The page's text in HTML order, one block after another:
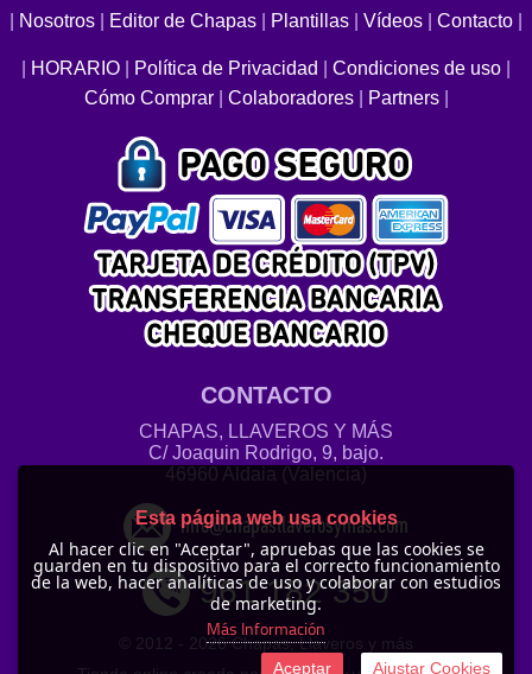
Nosotros Editor de Chapas Plantillas Vídeos Contacto
HORARIO Política de Privacidad Condiciones de uso
Cómo Comprar
Colaboradores Partners
CONTACTO
CHAPAS, LLAVEROS Y MÁS
C/ Joaquin Rodrigo, 9, bajo.
46960 Aldaia (Valencia)
info@chapasllaverosymas.com
961 182 350
© 2012 - 2026 Chapas, Llaveros y más
Esta página web usa cookies
Al hacer clic en "Aceptar", apruebas que las cookies se
guarden en tu dispositivo para el correcto funcionamiento
de la web, hacer analíticas de uso y colaborar con estudios
de marketing.
Más Información
Aceptar Ajustar Cookies